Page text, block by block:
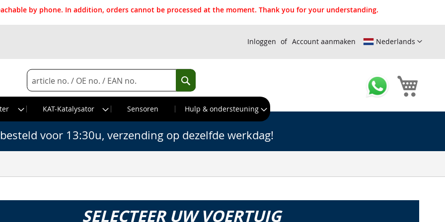
by phone. In addition, orders cannot be processed at the moment. Thank you for your understanding.
Nederlands
Inloggen Account aanmaken
Search
Search
KAT-Katalysator Sensoren Hulp & ondersteuning
voor 13:30u, verzending op dezelfde werkdag!
SELECTEER UW VOERTUIG